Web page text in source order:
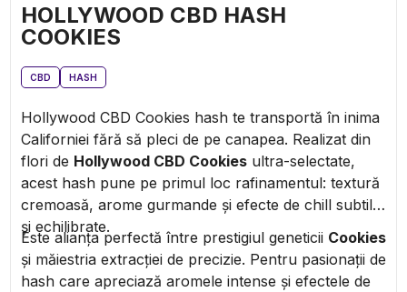
HOLLYWOOD CBD HASH
COOKIES
CBD HASH
Hollywood CBD Cookies hash te transportă în inima
Californiei fără să pleci de pe canapea. Realizat din
flori de Hollywood CBD Cookies ultra-selectate,
acest hash pune pe primul loc rafinamentul: textură
cremoasă, arome gurmande și efecte de chill subtile
și echilibrate.
Este alianța perfectă între prestigiul geneticii Cookies
și măiestria extracției de precizie. Pentru pasionații de
hash care apreciază aromele intense și efectele de